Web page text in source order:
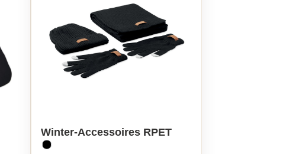
Winter-Accessoires RPET